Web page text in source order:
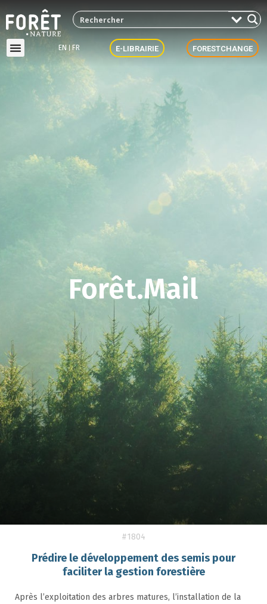
EN FR E-LIBRAIRIE FORESTCHANGE
Forêt.Mail
#1804
Prédire le développement des semis pour
faciliter la gestion forestière
Après l’exploitation des arbres matures, l’installation de la